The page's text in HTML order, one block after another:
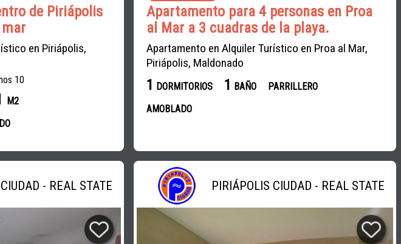
de Piriápolis
en Piriápolis,
10
M2
Apartamento para 4 personas en Proa
al Mar a 3 cuadras de la playa.
Apartamento en Alquiler Turístico en Proa al Mar,
Piriápolis, Maldonado
1 DORMITORIOS 1 BAÑO
PARRILLERO
AMOBLADO
- REAL STATE PIRIÁPOLIS CIUDAD - REAL STATE